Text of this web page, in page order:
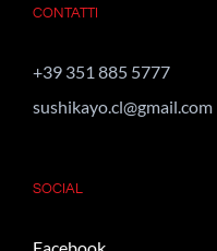
CONTATTI
+39 351 885 5777
sushikayo.cl@gmail.com
SOCIAL
Facebook